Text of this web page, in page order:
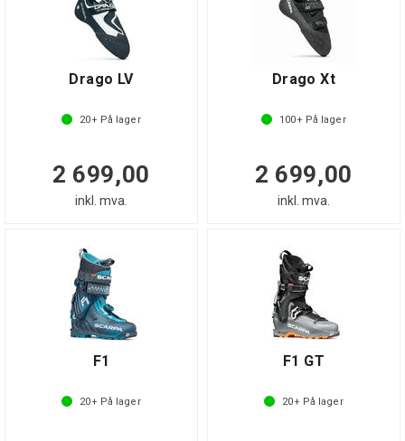
Drago LV
20+På lager
2 699,00
inkl. mva.
Drago Xt
100+På lager
2 699,00
inkl. mva.
F1
20+På lager
F1 GT
20+På lager